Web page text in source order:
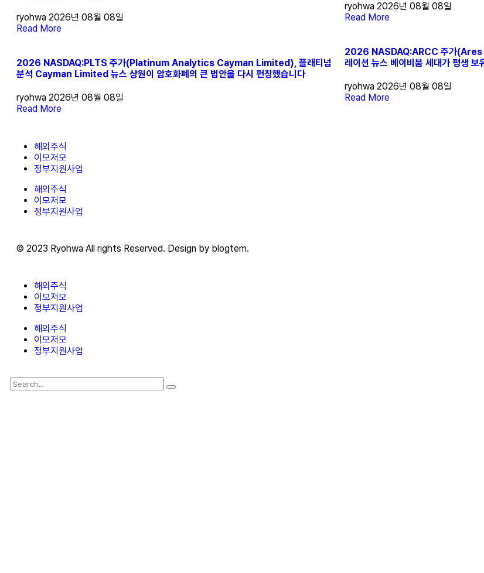
ryohwa 2026년 08월 08일
Read More
2026 NASDAQ:PLTS 주가(Platinum Analytics Cayman Limited), 플래티넘
분석 Cayman Limited 뉴스 상원이 암호화폐의 큰 법안을 다시 펀칭했습니다
ryohwa 2026년 08월 08일
Read More
ryohwa 2026년 08월 08일
Read More
2026 NASDAQ:ARCC 주가
레이션 뉴스 베이비붐 세대가 평생 보
ryohwa 2026년 08월 08일
Read More
해외주식
이모저모
정부지원사업
해외주식
이모저모
정부지원사업
© 2023 Ryohwa All rights Reserved. Design by blogtem.
해외주식
이모저모
정부지원사업
해외주식
이모저모
정부지원사업